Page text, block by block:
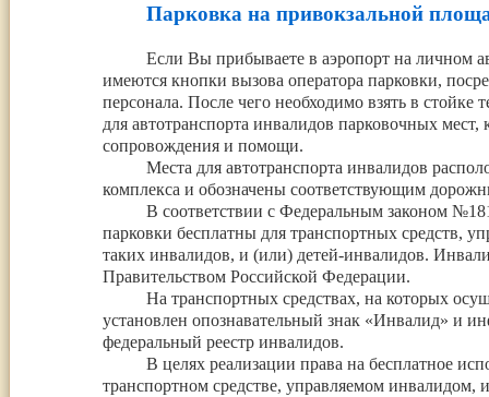
Парковка на привокзальной
Если Вы прибываете в аэропорт на личном
имеются кнопки вызова оператора парковки,
персонала. После чего необходимо взять в
для автотранспорта инвалидов парковочных мест,
сопровождения и помощи.
Места для автотранспорта инвалидов
комплекса и обозначены соответствующим
В соответствии с Федеральным законом
парковки бесплатны для транспортных средств,
таких инвалидов, и (или) детей-инвалидов.
Правительством Российской Федерации.
На транспортных средствах, на которых
установлен опознавательный знак «Инвалид» и
федеральный реестр инвалидов.
В целях реализации права на бесплатное
транспортном средстве, управляемом инвалидом,